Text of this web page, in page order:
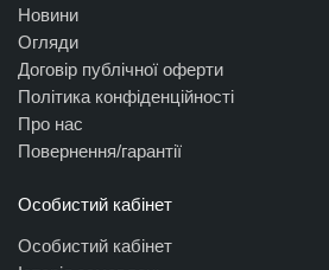
Новини
Огляди
Договір публічної оферти
Політика конфіденційності
Про нас
Повернення/гарантії
Особистий кабінет
Особистий кабінет